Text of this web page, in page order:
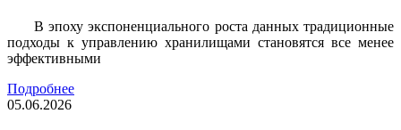
В эпоху экспоненциального роста данных традиционные
подходы к управлению хранилищами становятся все менее
эффективными
Подробнее
05.06.2026